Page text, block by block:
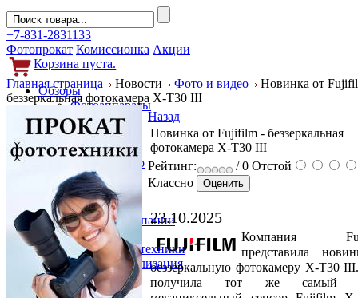
+7-831-2831133
Фотопрокат Комиссионка Акции
Корзина пуста.
Обзоры
Фотоаппараты
Объективы
Фильтры
Новости
Фото и видео
Гаджеты
Аксессуары
Слухи
Новости компании
Услуги
Прокат фототехники
Выкуп и реализация
Покупателям
Акции
Главная страница Новости Фото и видео
Новинка от
беззеркальная фотокамера X-T30 III
Назад
Новинка от Fujifilm - беззеркальная
фотокамера X-T30 III
Рейтинг:
/ 0 Отстой
Классно
23.10.2025
Компания
представила
беззеркальную фотокамеру X-T30
получила тот же самый